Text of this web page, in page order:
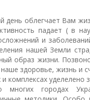
день облегчает Вам
падает ( в
и
нашей Земли
образ жизни.
здоровье, жизнь и
уделелено
многих городах